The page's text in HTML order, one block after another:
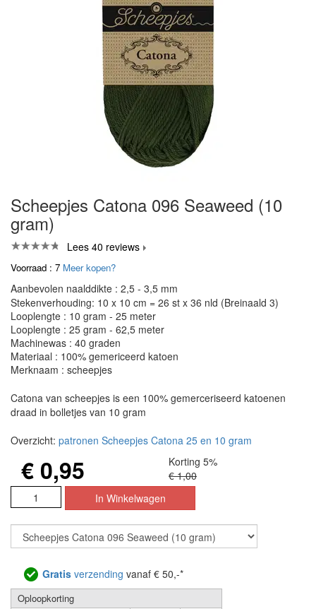
Scheepjes Catona 096 Seaweed (10
gram)
Lees 40 reviews
Voorraad : 7 Meer kopen?
Aanbevolen naalddikte : 2,5 - 3,5 mm
Stekenverhouding: 10 x 10 cm = 26 st x 36 nld (Breinaald 3)
Looplengte : 10 gram - 25 meter
Looplengte : 25 gram - 62,5 meter
Machinewas : 40 graden
Materiaal : 100% gemericeerd katoen
Merknaam : scheepjes
Catona van scheepjes is een 100% gemerceriseerd katoenen
draad in bolletjes van 10 gram
Overzicht: patronen Scheepjes Catona 25 en 10 gram
€ 0,95
Korting 5%
€ 1,00
Gratis verzending vanaf € 50,-*
Oploopkorting